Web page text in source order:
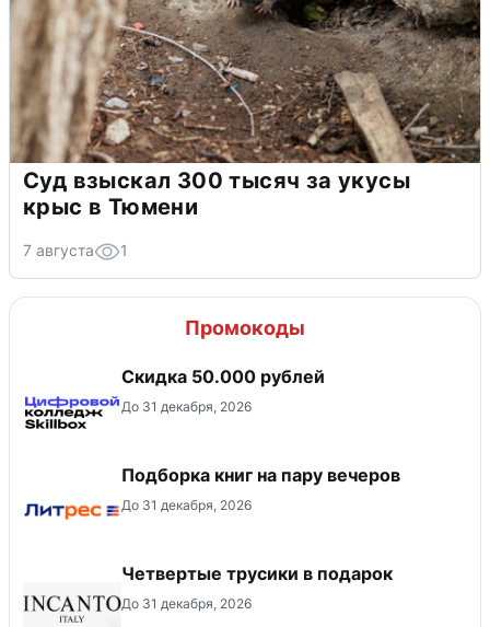
Суд взыскал 300 тысяч за укусы
крыс в Тюмени
7 августа 1
Промокоды
Скидка 50.000 рублей
До 31 декабря, 2026
Подборка книг на пару вечеров
До 31 декабря, 2026
Четвертые трусики в подарок
До 31 декабря, 2026